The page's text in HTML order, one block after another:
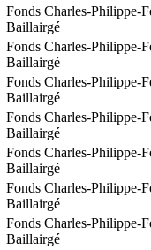
Fonds Charles-Philippe-
Baillairgé
Fonds Charles-Philippe-
Baillairgé
Fonds Charles-Philippe-
Baillairgé
Fonds Charles-Philippe-
Baillairgé
Fonds Charles-Philippe-
Baillairgé
Fonds Charles-Philippe-
Baillairgé
Fonds Charles-Philippe-
Baillairgé